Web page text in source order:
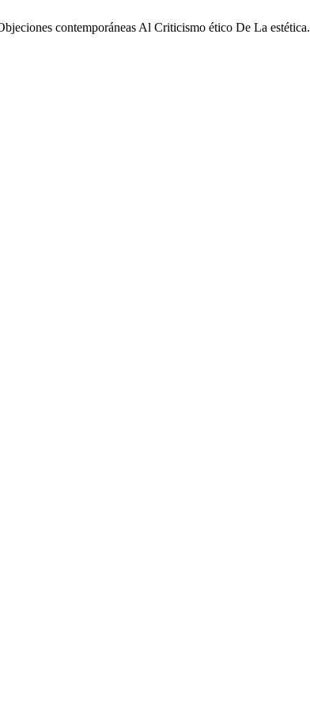
contemporáneas Al Criticismo ético De La estética.